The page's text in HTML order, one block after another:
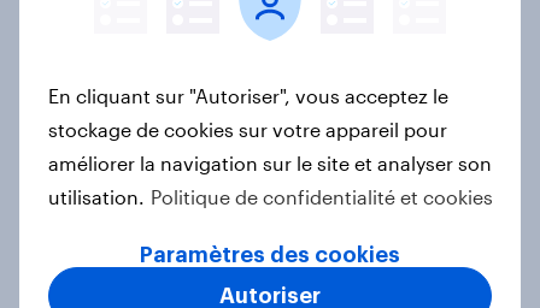
événements sportifs qui ont fait le
Buzz en 2024
Rapport
YouGov’s Best Global Brands 2025
En cliquant sur "Autoriser", vous acceptez le
stockage de cookies sur votre appareil pour
améliorer la navigation sur le site et analyser son
utilisation. Politique de confidentialité et cookies
Paramètres des cookies
Autoriser